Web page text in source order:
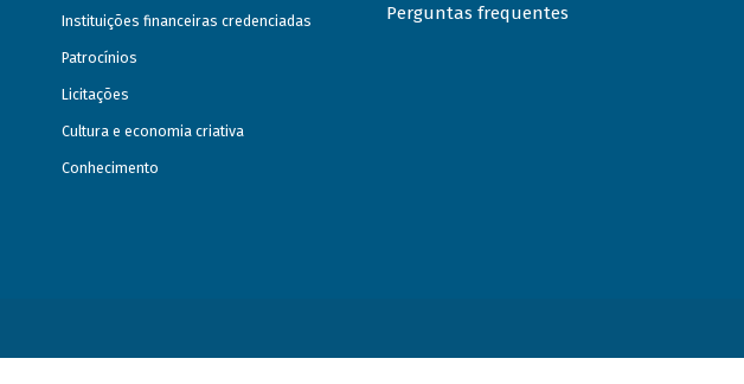
Instituições financeiras credenciadas
Patrocínios
Licitações
Cultura e economia criativa
Conhecimento
Perguntas frequentes